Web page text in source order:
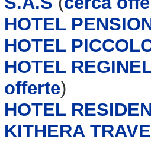
HOTEL
HOTEL
HOTEL
offerte)
HOTEL
KITHERA